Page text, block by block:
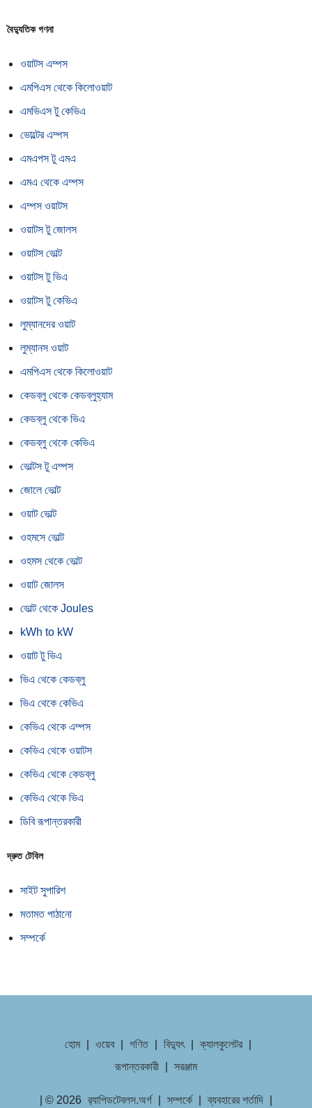
বৈদ্যুতিক গণনা
ওয়াটস এম্পস
এমপিএস থেকে কিলোওয়াট
এমভিএস টু কেভিএ
ভোল্টের এম্পস
এমএপস টু এমএ
এমএ থেকে এম্পস
এম্পস ওয়াটস
ওয়াটস টু জোলস
ওয়াটস ভোল্ট
ওয়াটস টু ভিএ
ওয়াটস টু কেভিএ
লুম্যানদের ওয়াট
লুম্যানস ওয়াট
এমপিএস থেকে কিলোওয়াট
কেডব্লু থেকে কেডব্লুহ্যাম
কেডব্লু থেকে ভিএ
কেডব্লু থেকে কেভিএ
ভোল্টস টু এম্পস
জোলে ভোল্ট
ওয়াট ভোল্ট
ওহমসে ভোল্ট
ওহমস থেকে ভোল্ট
ওয়াট জোলস
ভোল্ট থেকে Joules
kWh to kW
ওয়াট টু ভিএ
ভিএ থেকে কেডব্লু
ভিএ থেকে কেভিএ
কেভিএ থেকে এম্পস
কেভিএ থেকে ওয়াটস
কেভিএ থেকে কেডব্লু
কেভিএ থেকে ভিএ
ডিবি রূপান্তরকারী
দ্রুত টেবিল
সাইট সুপারিশ
মতামত পাঠানো
সম্পর্কে
হোম ওয়েব গণিত বিদ্যুৎ ক্যালকুলেটর
রূপান্তরকারী
সরঞ্জাম
| © 2026 র‌্যাপিডটেবলস.অর্গ সম্পর্কে ব্যবহারের শর্তাদি